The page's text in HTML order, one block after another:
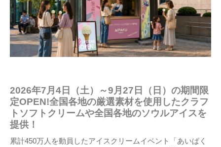
2026年7月4日（土）～9月27日（日）の期間限
定OPEN!全国各地の厳選素材を使用したクラフ
トソフトクリームや全国各地のソウルアイスを
提供！
累計450万人を動員したアイスクリームイベント「あいぱく